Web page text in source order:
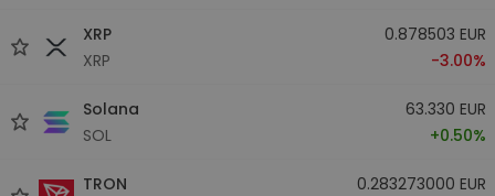
XRP
XRP
0.878503 EUR
-3.00%
Solana
SOL
63.330 EUR
+0.50%
TRON
0.283273000 EUR